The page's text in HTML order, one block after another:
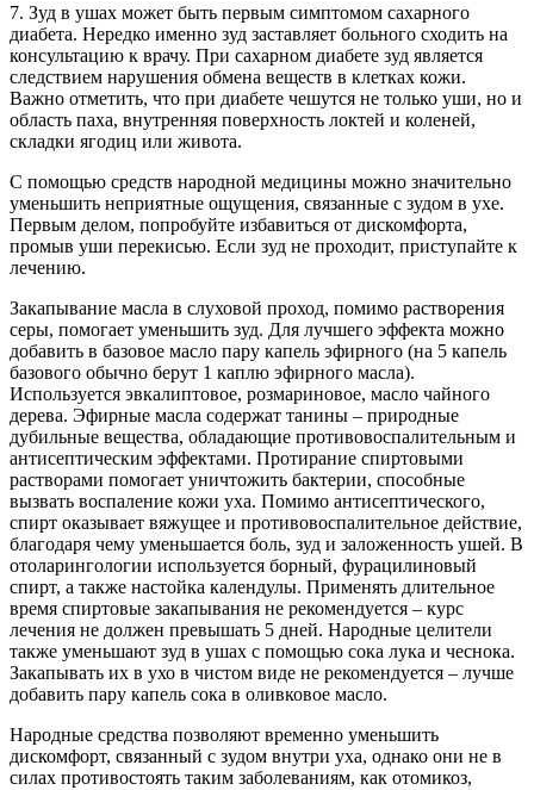
7. Зуд в ушах может быть первым симптомом сахарного
диабета. Нередко именно зуд заставляет больного сходить на
консультацию к врачу. При сахарном диабете зуд является
следствием нарушения обмена веществ в клетках кожи.
Важно отметить, что при диабете чешутся не только уши, но и
область паха, внутренняя поверхность локтей и коленей,
складки ягодиц или живота.
С помощью средств народной медицины можно значительно
уменьшить неприятные ощущения, связанные с зудом в ухе.
Первым делом, попробуйте избавиться от дискомфорта,
промыв уши перекисью. Если зуд не проходит, приступайте к
лечению.
Закапывание масла в слуховой проход, помимо растворения
серы, помогает уменьшить зуд. Для лучшего эффекта можно
добавить в базовое масло пару капель эфирного (на 5 капель
базового обычно берут 1 каплю эфирного масла).
Используется эвкалиптовое, розмариновое, масло чайного
дерева. Эфирные масла содержат танины – природные
дубильные вещества, обладающие противовоспалительным и
антисептическим эффектами. Протирание спиртовыми
растворами помогает уничтожить бактерии, способные
вызвать воспаление кожи уха. Помимо антисептического,
спирт оказывает вяжущее и противовоспалительное действие,
благодаря чему уменьшается боль, зуд и заложенность ушей. В
отоларингологии используется борный, фурацилиновый
спирт, а также настойка календулы. Применять длительное
время спиртовые закапывания не рекомендуется – курс
лечения не должен превышать 5 дней. Народные целители
также уменьшают зуд в ушах с помощью сока лука и чеснока.
Закапывать их в ухо в чистом виде не рекомендуется – лучше
добавить пару капель сока в оливковое масло.
Народные средства позволяют временно уменьшить
дискомфорт, связанный с зудом внутри уха, однако они не в
силах противостоять таким заболеваниям, как отомикоз,